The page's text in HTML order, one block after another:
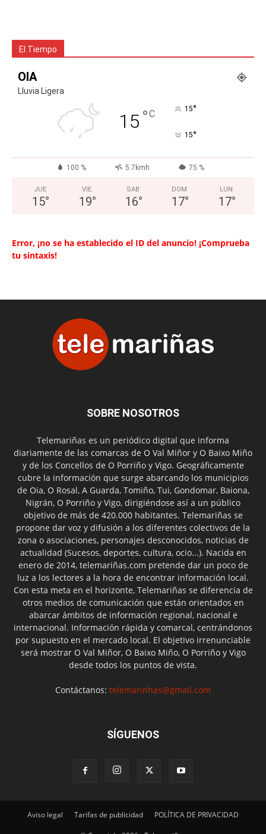
El Tiempo
OIA
Lluvia Ligera
15 °C 15°
15°
100 % 5.7kmh 75 %
JUE
15°
VIE
19°
SAB
16°
DOM
17°
LUN
17°
Error, ¡no se ha establecido el ID del anuncio! ¡Comprueba
tu sintaxis!
SOBRE NOSOTROS
Telemariñas es un periódico digital que informa
diariamente de las comarcas de O Val Miñor y O Baixo Miño
y de los Concellos de O Porriño y Vigo. Geográficamente
cubre la información que surge abarcando los municipios
de Oia, O Rosal, A Guarda, Tomiño, Tui, Gondomar, Baiona,
Nigrán, O Porriño y Vigo, dirigiéndose así a un público
objetivo de más de 420.000 habitantes. Telemariñas se
propone dar voz y difusión a los diferentes colectivos de la
zona o asociaciones, personajes desconocidos, noticias de
actualidad (Sucesos, deportes, cultura, ocio...). Nacida en
enero de 2014, telemariñas.com pretende dar un poco de
luz a los lectores a la hora de encontrar información local.
Con esta meta en el horizonte, Telemariñas se diferencia de
otros medios de comunicación que están orientados en
abarcar ámbitos de información regional, nacional e
internacional. Información rápida y comarcal, centrándonos
por supuesto en el mercado local. El objetivo irrenunciable
será mostrar O Val Miñor, O Baixo Miño, O Porriño y Vigo
desde todos los puntos de vista.
Contáctanos: telemarinhas@gmail.com
SÍGUENOS
Aviso legal Tarifas de publicidad POLÍTICA DE PRIVACIDAD